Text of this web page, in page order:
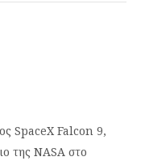
SpaceX Falcon 9,
της NASA στο